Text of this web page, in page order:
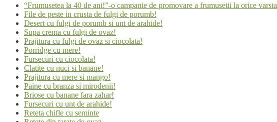
“Frumusetea la 40 de ani!”-o campanie de promovare a frumusetii la orice varsta
File de peste in crusta de fulgi de porumb!
Desert cu fulgi de porumb si unt de arahide!
Supa crema cu fulgi de ovaz!
Prajitura cu fulgi de ovaz si ciocolata!
Porridge cu mere!
Fursecuri cu ciocolata!
Clatite cu nuci si banane!
Prajitura cu mere si mango!
Paine cu branza si mirodenii!
Briose cu banane fara zahar!
Fursecuri cu unt de arahide!
Reteta chifle cu seminte